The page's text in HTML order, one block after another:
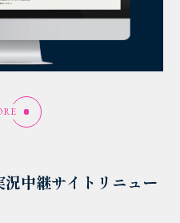
中継サイトリニュー